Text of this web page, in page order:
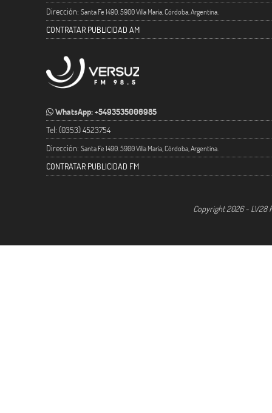
Dirección: Santa Fe 1490. 5900 Villa María, Córdoba, Argentina.
CONTRATAR PUBLICIDAD AM
WhatsApp: +5493535006985
Tel: (0353) 4523754
Dirección: Santa Fe 1490. 5900 Villa María, Córdoba, Argentina.
CONTRATAR PUBLICIDAD FM
Copyright 2026 - LV28